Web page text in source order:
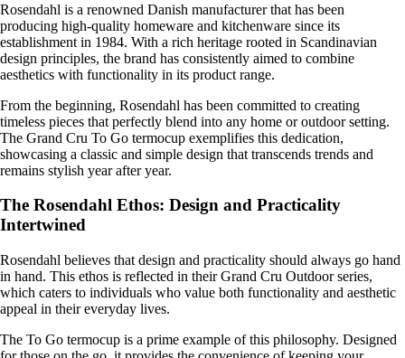
Rosendahl is a renowned Danish manufacturer that has been
producing high-quality homeware and kitchenware since its
establishment in 1984. With a rich heritage rooted in Scandinavian
design principles, the brand has consistently aimed to combine
aesthetics with functionality in its product range.
From the beginning, Rosendahl has been committed to creating
timeless pieces that perfectly blend into any home or outdoor setting.
The Grand Cru To Go termocup exemplifies this dedication,
showcasing a classic and simple design that transcends trends and
remains stylish year after year.
The Rosendahl Ethos: Design and Practicality
Intertwined
Rosendahl believes that design and practicality should always go hand
in hand. This ethos is reflected in their Grand Cru Outdoor series,
which caters to individuals who value both functionality and aesthetic
appeal in their everyday lives.
The To Go termocup is a prime example of this philosophy. Designed